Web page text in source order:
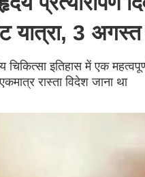
यात्रा, 3 अगस्त
चिकित्सा इतिहास में एक
रास्ता विदेश जाना था